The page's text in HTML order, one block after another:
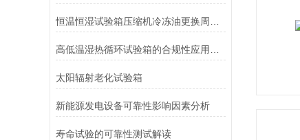
太阳辐射老化试验箱
新能源发电设备可靠性影响因素分析
寿命试验的可靠性测试解读